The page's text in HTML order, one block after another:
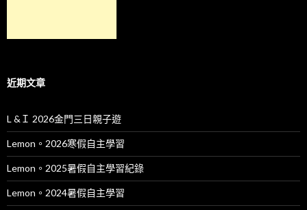
近期文章
L &Ｉ 2026金門三日親子遊
Lemon。2026寒假自主學習
Lemon。2025暑假自主學習紀錄
Lemon。2024暑假自主學習